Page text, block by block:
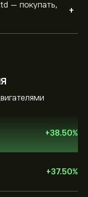
— покупать,
+
+38.50%
+37.50%